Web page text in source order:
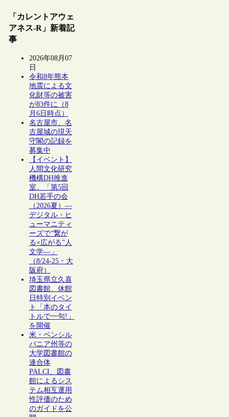
「カレントアウェ
アネス-R」新着記
事
2026年08月07
日
令和8年熊本
地震による文
化財等の被害
が83件に（8
月6日時点）
名古屋市、名
古屋城の現天
守閣の記録を
募集中
【イベント】
人間文化研究
機構DH推進
室、「第5回
DH若手の会
（2026夏）―
デジタル・ヒ
ューマニティ
ーズで“繋が
る×広がる”人
文学―」
（8/24-25・大
阪府）
埼玉県立久喜
図書館、休館
日特別イベン
ト「本のタイ
トルで一句!」
を開催
米・ペンシル
バニア州等の
大学図書館の
連合体
PALCI、図書
館によるシス
テム相互運用
性評価のため
のガイドを公